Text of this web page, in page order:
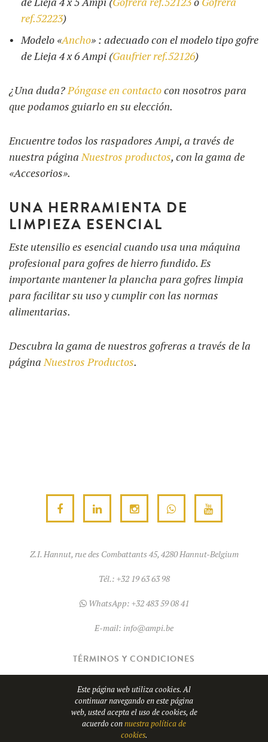
ref.52223)
Modelo «Ancho» : adecuado con el modelo tipo gofre
de Lieja 4 x 6 Ampi (Gaufrier ref.52126)
¿Una duda?Póngase en contactocon nosotros para
que podamos guiarlo en su elección.
Encuentre todos los raspadores Ampi, a través de
nuestra páginaNuestros productos, con la gama de
«Accesorios».
UNA HERRAMIENTA DE
LIMPIEZA ESENCIAL
Este utensilio es esencial cuando usa una máquina
profesional para gofres de hierro fundido. Es
importante mantener la plancha para gofres limpia
para facilitar su uso y cumplir con las normas
alimentarias.
Descubra la gama de nuestros gofreras a través de la
páginaNuestros Productos.
Z.I. Hannut, rue des Combattants 45, 4280 Hannut-Belgium
Tél.: +32 19 63 63 98
WhatsApp: +32 483 59 08 41
E-mail: info@ampi.be
TÉRMINOS Y CONDICIONES
COOKIES
© Copyright 2026AMPI - TVA BE0689.967.037
Este página web utiliza cookies. Al
continuar navegando en este página
web, usted acepta el uso de cookies, de
acuerdo connuestra política de
cookies.